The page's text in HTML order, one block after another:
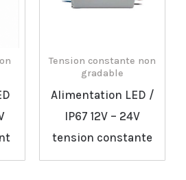
Tension constante non
gradable
Alimentation LED /
IP67 12V – 24V
tension constante